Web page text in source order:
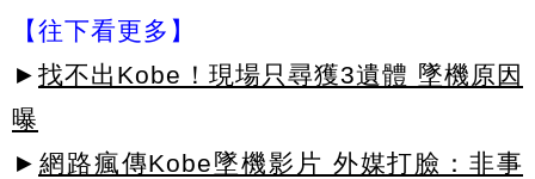
【往下看更多】
► 找不出Kobe！現場只尋獲3遺體 墜機原因
曝
► 網路瘋傳Kobe墜機影片 外媒打臉：非事